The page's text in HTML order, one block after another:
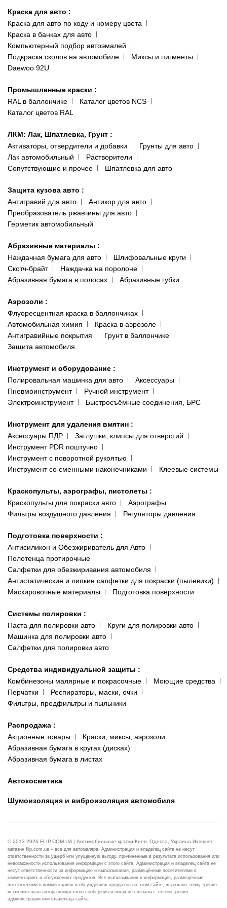
093 611-39-23
(ориентир: Интайм №40)
Одесса
пр-т Акад. Глушко, 29
066 554-97-70
Доставка и оплата
Сотрудничество
Наши публикации
Публичная оферта
Политика конфиденциальности
Краска для авто :
Краска для авто по коду и номеру цвета
Краска в банках для авто
Компьютерный подбор автоэмалей
Подкраска сколов на автомобиле
Миксы и пигменты
Daewoo 92U
Промышленные краски :
RAL в баллончике
Каталог цветов NCS
Каталог цветов RAL
ЛКМ: Лак, Шпатлевка, Грунт :
Активаторы, отвердители и добавки
Грунты для авто
Лак автомобильный
Растворители
Сопутствующие и прочее
Шпатлевка для авто
Защита кузова авто :
Антигравий для авто
Антикор для авто
Преобразователь ржавчины для авто
Герметик автомобильный
Абразивные материалы :
Наждачная бумага для авто
Шлифовальные круги
Скотч-брайт
Наждачка на поролоне
Абразивная бумага в полосах
Абразивные губки
Аэрозоли :
Флуоресцентная краска в баллончиках
Автомобильная химия
Краска в аэрозоле
Антигравийные покрытия
Грунт в баллончике
Защита автомобиля
Инструмент и оборудование :
Полировальная машинка для авто
Аксессуары
Пневмоинструмент
Ручной инструмент
Электроинструмент
Быстросъёмные соединения, БРС
Инструмент для удаления вмятин :
Аксессуары ПДР
Заглушки, клипсы для отверстий
Инструмент PDR поштучно
Инструмент с поворотной рукоятью
Инструмент со сменными наконечниками
Клеевые системы
Краскопульты, аэрографы, пистолеты :
Краскопульты для покраски авто
Аэрографы
Фильтры воздушного давления
Регуляторы давления
Подготовка поверхности :
Антисиликон и Обезжириватель для Авто
Полотенца протирочные
Салфетки для обезжиривания автомобиля
Антистатические и липкие салфетки для покраски (пылевики)
Маскировочные материалы
Подготовка поверхности
Системы полировки :
Паста для полировки авто
Круги для полировки авто
Машинка для полировки авто
Салфетки для полировки авто
Средства индивидуальной защиты :
Комбинезоны малярные и покрасочные
Моющие средства
Перчатки
Респираторы, маски, очки
Фильтры, предфильтры и пыльники
Распродажа :
Акционные товары
Краски, миксы, аэрозоли
Абразивная бумага в кругах (дисках)
Абразивная бумага в листах
Автокосметика
Шумоизоляция и виброизоляция автомобиля
© 2013-2026 FLIP.COM.UA | Автомобильные краски Киев, Одесса, Украина Интернет-
магазин flip.com.ua – все для автомаляра. Администрация и владелец сайта не несут
ответственности за ущерб или упущенную выгоду, причинённые в результате использования или
невозможности использования информации с этого сайта. Администрация и владелец сайта не
несут ответственности за информацию и высказывания, размещённые посетителями в
комментариях и обсуждениях продуктов. Все высказывания и информация, размещённые
посетителями в комментариях и обсуждениях продуктов на этом сайте, выражают точку зрения
исключительно автора конкретного сообщения и никак не связаны с точкой зрения
администрации или владельца сайта.